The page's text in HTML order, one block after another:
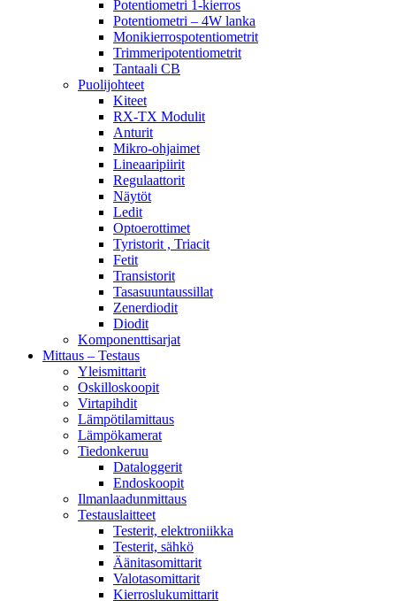
Potentiometri 1-kierros
Potentiometri – 4W lanka
Monikierrospotentiometrit
Trimmeripotentiometrit
Tantaali CB
Puolijohteet
Kiteet
RX-TX Modulit
Anturit
Mikro-ohjaimet
Lineaaripiirit
Regulaattorit
Näytöt
Ledit
Optoerottimet
Tyristorit , Triacit
Fetit
Transistorit
Tasasuuntaussillat
Zenerdiodit
Diodit
Komponenttisarjat
Mittaus – Testaus
Yleismittarit
Oskilloskoopit
Virtapihdit
Lämpötilamittaus
Lämpökamerat
Tiedonkeruu
Dataloggerit
Endoskoopit
Ilmanlaadunmittaus
Testauslaitteet
Testerit, elektroniikka
Testerit, sähkö
Äänitasomittarit
Valotasomittarit
Kierroslukumittarit